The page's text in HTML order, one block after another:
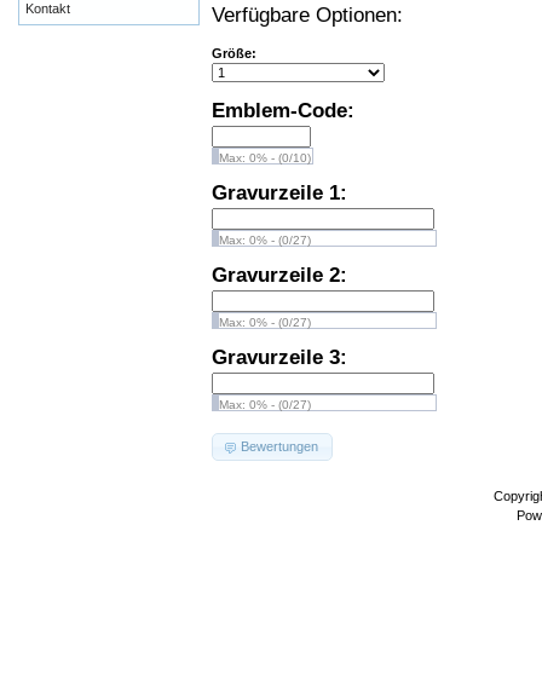
Verfügbare Optionen:
Größe:
Emblem-Code:
Max: 0% - (0/10)
Gravurzeile 1:
Max: 0% - (0/27)
Gravurzeile 2:
Max: 0% - (0/27)
Gravurzeile 3:
Max: 0% - (0/27)
Bewertungen
Kontakt